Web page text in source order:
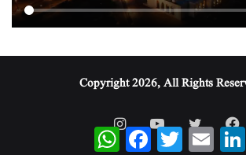
WhatsAppFacebookTwitterEmail
LinkedIn